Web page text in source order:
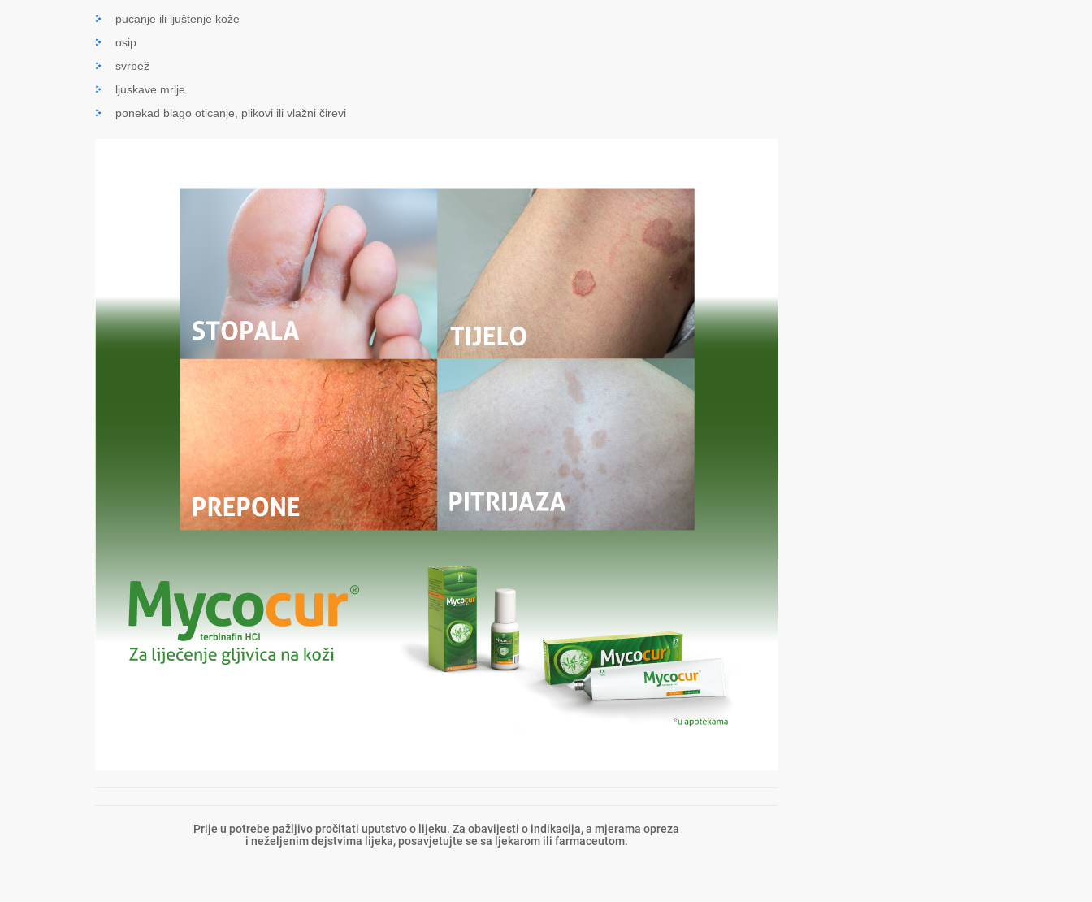
pucanje ili ljuštenje kože
osip
svrbež
ljuskave mrlje
ponekad blago oticanje, plikovi ili vlažni čirevi
Prije u potrebe pažljivo pročitati uputstvo o lijeku. Za obavijesti o indikacija, a mjerama opreza
i neželjenim dejstvima lijeka, posavjetujte se sa ljekarom ili farmaceutom.